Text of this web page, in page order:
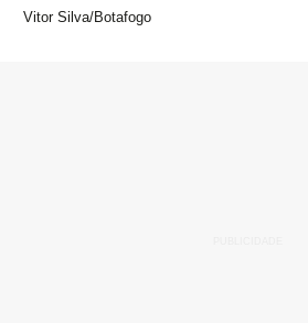
Vitor Silva/Botafogo